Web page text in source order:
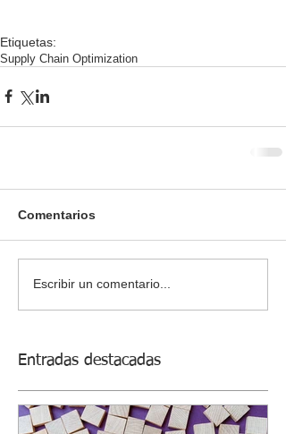
Etiquetas:
Supply Chain Optimization
Comentarios
Escribir un comentario...
Entradas destacadas